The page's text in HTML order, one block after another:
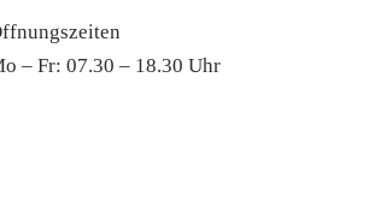
– Fr: 07.30 – 18.30 Uhr